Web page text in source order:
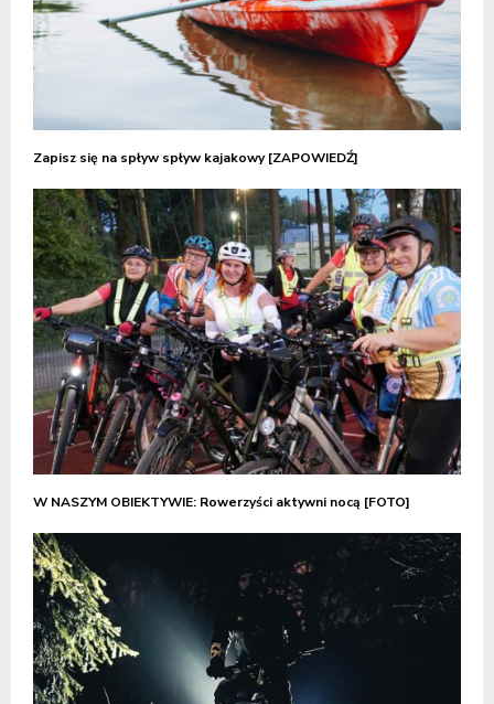
Zapisz się na spływ spływ kajakowy [ZAPOWIEDŹ]
W NASZYM OBIEKTYWIE: Rowerzyści aktywni nocą [FOTO]